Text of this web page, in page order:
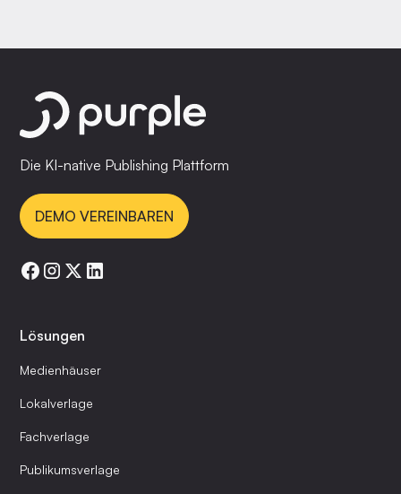
Die KI-native Publishing Plattform
DEMO VEREINBAREN
Lösungen
Medienhäuser
Lokalverlage
Fachverlage
Publikumsverlage